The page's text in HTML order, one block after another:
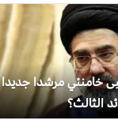
خامنئي مرشدا جديدا
الثالث؟